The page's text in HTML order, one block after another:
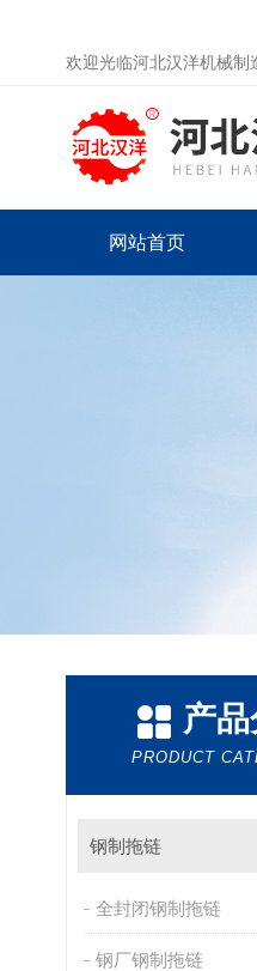
欢迎光临河北汉洋机械制
网站首页
产
PRODUCT
钢制拖链
全封闭钢制拖链
钢厂钢制拖链